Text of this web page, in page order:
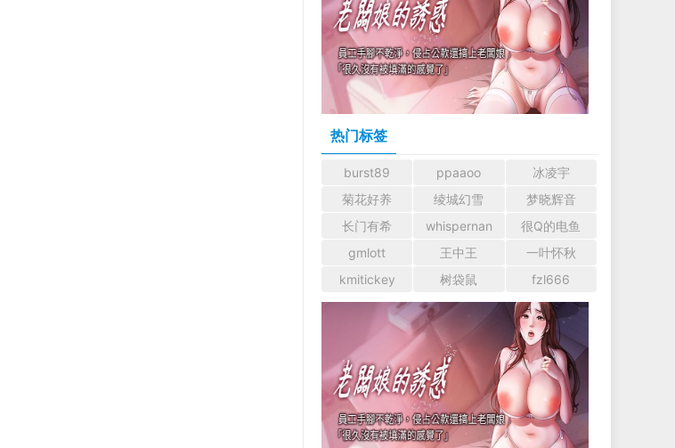
热门标签
burst89 ppaaoo
冰凌宇
菊花好养
绫城幻雪
梦晓辉音
长门有希
whispernan
很Q的电鱼
gmlott
王中王
一叶怀秋
kmitickey
树袋鼠 fzl666